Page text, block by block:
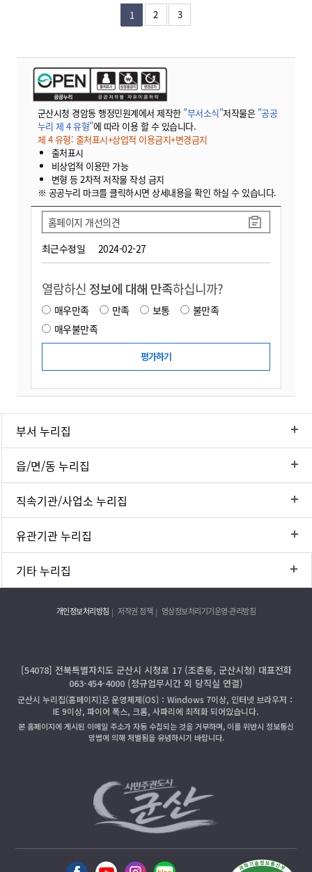
1 2 3
군산시청 경암동 행정민원계에서 제작한 "부서소식"저작물은 "공공
누리 제 4 유형"에 따라 이용 할 수 있습니다.
제 4 유형: 출처표시+상업적 이용금지+변경금지
출처표시
비상업적 이용만 가능
변형 등 2차적 저작물 작성 금지
※ 공공누리 마크를 클릭하시면 상세내용을 확인 하실 수 있습니다.
최근수정일 2024-02-27
홈페이지 개선의견
열람하신 정보에 대해 만족하십니까?
매우만족 만족 보통
불만족
매우불만족
부서 누리집
읍/면/동 누리집
직속기관/사업소 누리집
유관기관 누리집
기타 누리집
개인정보처리방침 저작권 정책 영상정보처리기기운영·관리방침
[54078] 전북특별자치도 군산시 시청로 17 (조촌동, 군산시청) 대표전화
063-454-4000 (정규업무시간 외 당직실 연결)
군산시 누리집(홈페이지)은 운영체제(OS)：Windows 7이상, 인터넷 브라우저：
IE 9이상, 파이어 폭스, 크롬, 사파리에 최적화 되어있습니다.
본 홈페이지에 게시된 이메일 주소가 자동 수집되는 것을 거부하며, 이를 위반시 정보통신
망법에 의해 처벌됨을 유념하시기 바랍니다.